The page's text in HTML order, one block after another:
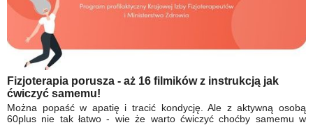
Fizjoterapia porusza - aż 16 filmików z instrukcją jak
ćwiczyć samemu!
Można popaść w apatię i tracić kondycję. Ale z aktywną osobą
60plus nie tak łatwo - wie że warto ćwiczyć choćby samemu w